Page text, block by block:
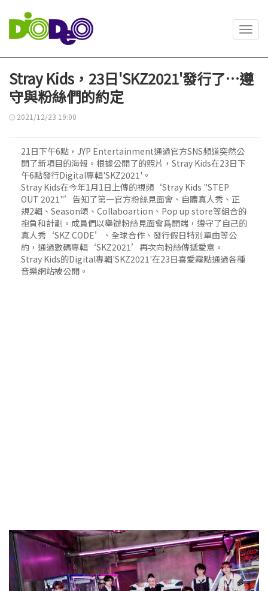
Stray Kids，23日'SKZ2021'發行了…遵
守與粉絲們的約定
2021/12/23 19:00
21日下午6點，JYP Entertainment通過官方SNS頻道突然公
開了新項目的海報。根據公開了的照片，Stray Kids在23日下
午6點發行Digital專輯'SKZ2021'。
Stray Kids在今年1月1日上傳的視頻‘Stray Kids "STEP
OUT 2021"’告知了第一官方粉絲見面會、自體真人秀、正
規2輯、Season頌、Collaboartion、Pop up store等組合的
抱負和計劃。成員們以舉辦粉絲見面會爲開端，遵守了自己的
真人秀‘SKZ CODE’、全球合作、發行假日特別單曲等公
約，通過數碼專輯‘SKZ2021’再次向粉絲傳遞愛意。
Stray Kids的Digital專輯'SKZ2021'在23日喜愛霧點通過各種
音樂網站被公開。